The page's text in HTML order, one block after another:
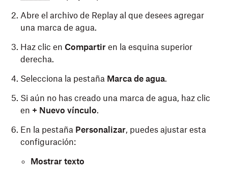
Abre el archivo de Replay al que desees agregar
una marca de agua.
Haz clic en Compartir en la esquina superior
derecha.
Selecciona la pestaña Marca de agua.
Si aún no has creado una marca de agua, haz clic
en + Nuevo vínculo.
En la pestaña Personalizar, puedes ajustar esta
configuración:
Mostrar texto